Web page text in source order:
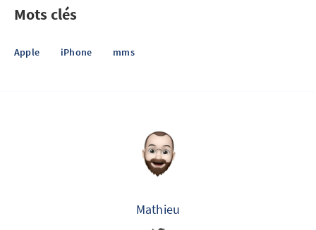
Mots clés
Apple iPhone mms
Mathieu